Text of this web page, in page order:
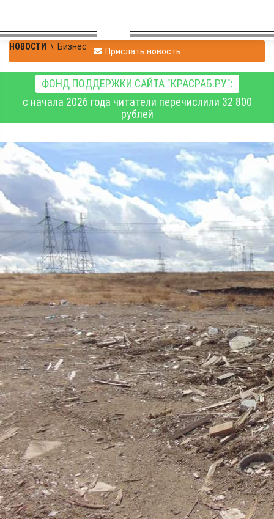
НОВОСТИ \ Бизнес Прислать новость
ФОНД ПОДДЕРЖКИ САЙТА "КРАСРАБ.РУ":
с начала 2026 года читатели перечислили 32 800
рублей
Суд обязал гражданина
ликвидировать свалку
на сельхозучастке и
возместить нанесённый
ущерб
Бизнес
04.06.2026 14:10356
Фото:
Управление Россельхознадзора по Красноярскому краю
В управление Россельхознадзора по Красноярскому краю
поступило судебное решение, в котором говорится, что
собственник земель сельскохозяйственного назначения
должен в течение 3-х месяцев привести нарушенную часть
своего участка в состояние, пригодное для использования в